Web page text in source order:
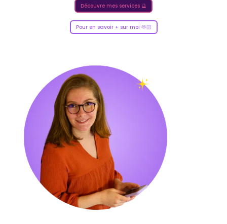
Découvre mes services 🔮
Pour en savoir + sur moi 🫶🏻